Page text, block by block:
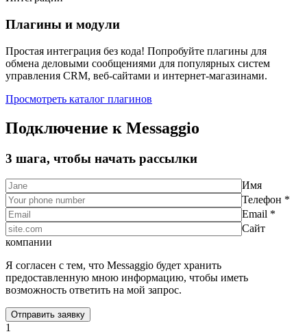
Плагины и модули
Простая интеграция без кода! Попробуйте плагины для
обмена деловыми сообщениями для популярных систем
управления CRM, веб-сайтами и интернет-магазинами.
Просмотреть каталог плагинов
Подключение к Messaggio
3 шага, чтобы начать рассылки
Имя
Телефон *
Email *
Сайт
компании
Я согласен с тем, что Messaggio будет хранить
предоставленную мною информацию, чтобы иметь
возможность ответить на мой запрос.
1